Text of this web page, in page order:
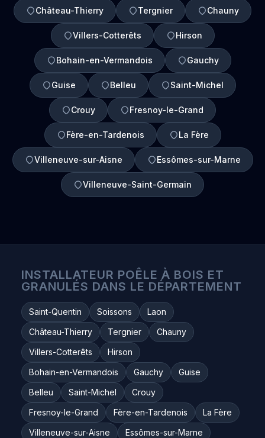
Château-Thierry Tergnier Chauny
Villers-Cotterêts Hirson
Bohain-en-Vermandois Gauchy
Guise Belleu Saint-Michel
Crouy Fresnoy-le-Grand
Fère-en-Tardenois La Fère
Villeneuve-sur-Aisne Essômes-sur-Marne
Villeneuve-Saint-Germain
INSTALLATEUR POÊLE À BOIS ET
GRANULÉS DANS LE DÉPARTEMENT
Saint-Quentin Soissons
Laon
Château-Thierry
Tergnier
Chauny
Villers-Cotterêts
Hirson
Bohain-en-Vermandois
Gauchy
Guise
Belleu
Saint-Michel
Crouy
Fresnoy-le-Grand
Fère-en-Tardenois
La Fère
Villeneuve-sur-Aisne
Essômes-sur-Marne